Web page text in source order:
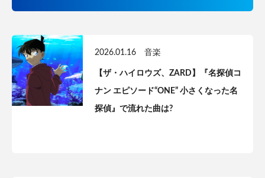
2026.01.16 音楽
【ザ・ハイロウズ、ZARD】『名探偵コ
ナン エピソード“ONE” 小さくなった名
探偵』で流れた曲は?